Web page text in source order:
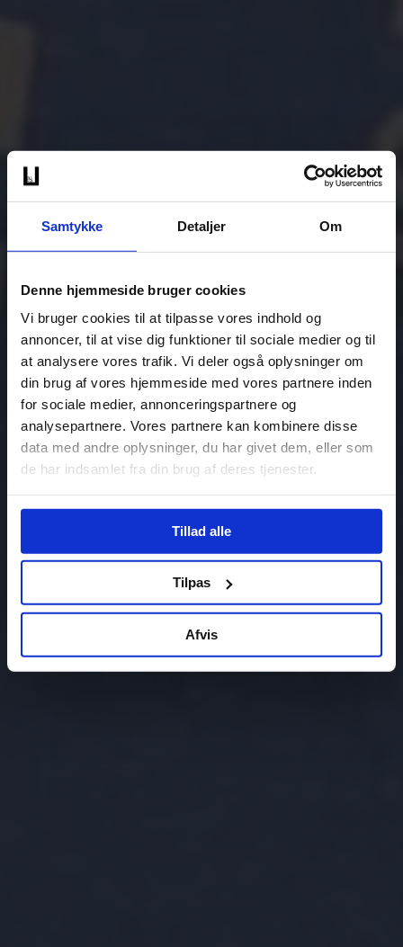
Samtykke Detaljer Om
Denne hjemmeside bruger cookies
Vi bruger cookies til at tilpasse vores indhold og
annoncer, til at vise dig funktioner til sociale medier og til
at analysere vores trafik. Vi deler også oplysninger om
din brug af vores hjemmeside med vores partnere inden
for sociale medier, annonceringspartnere og
analysepartnere. Vores partnere kan kombinere disse
data med andre oplysninger, du har givet dem, eller som
de har indsamlet fra din brug af deres tjenester.
Tillad alle
Tilpas
Afvis